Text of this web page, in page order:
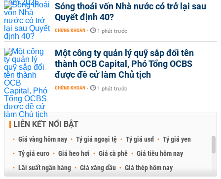
Sóng thoái vốn Nhà nước có trở lại sau
Quyết định 40?
CHỨNG KHOÁN - 1 phút trước
Một công ty quản lý quỹ sắp đổi tên
thành OCB Capital, Phó Tổng OCBS
được đề cử làm Chủ tịch
CHỨNG KHOÁN - 1 phút trước
LIÊN KẾT NỔI BẬT
Giá vàng hôm nay Tỷ giá ngoại tệ Tỷ giá usd
Tỷ giá yen
Tỷ giá euro
Giá heo hơi Giá cà phê
Giá tiêu hôm nay
Lãi suất ngân hàng
Giá xăng dầu
Giá thép hôm nay